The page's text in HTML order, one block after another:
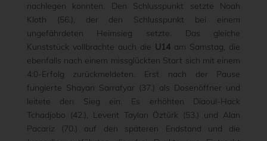
nachlegen konnten. Den Schlusspunkt setzte Noah
Kloth (56.), der den Schlusspunkt bei einem
ungefährdeten Heimsieg setzte. Das gleiche
Kunststück vollbrachte auch die U14 am Samstag, die
ebenfalls nach einem missglückten Start sich mit einem
4:0-Erfolg zurückmeldeten. Erst nach der Pause
fungierte Shayan Sarrafyar (37.) als Dosenöffner und
leitete den Sieg ein. Es erhöhten Diaoul-Hack
Tchadjobo (42.), Levent Taylan Öztürk (53.) und Alan
Pacariz (70.) auf den späteren Endstand und die